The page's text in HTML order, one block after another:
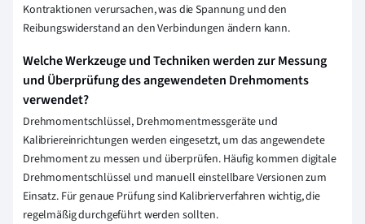
Kontraktionen verursachen, was die Spannung und den
Reibungswiderstand an den Verbindungen ändern kann.
Welche Werkzeuge und Techniken werden zur Messung
und Überprüfung des angewendeten Drehmoments
verwendet?
Drehmomentschlüssel, Drehmomentmessgeräte und
Kalibriereinrichtungen werden eingesetzt, um das angewendete
Drehmoment zu messen und überprüfen. Häufig kommen digitale
Drehmomentschlüssel und manuell einstellbare Versionen zum
Einsatz. Für genaue Prüfung sind Kalibrierverfahren wichtig, die
regelmäßig durchgeführt werden sollten.